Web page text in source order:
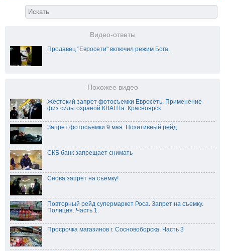
Видео-ответы
Продавец "Евросети" включил режим Бога.
Похожее видео
Жестокий запрет фотосъемки Евросеть. Применение
физ.силы охраной КВАНТа. Красноярск
Запрет фотосъемки 9 мая. Позитивный рейд
СКБ банк запрещает снимать
Снова запрет на съемку!
Повторный рейд супермаркет Роса. Запрет на съемку.
Полиция. Часть 1.
Просрочка магазинов г. Сосновоборска. Часть 3